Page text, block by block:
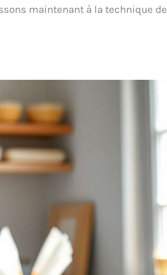
peut être mis au lave-
être fabriquée avec
suffit de presser
doucement la poche à
(non incluse) et le
sortira de la buse
et vous pourrez
faire un beau
dessus complet de
buses à pâtisserie
décoratives créent des
étoiles complexes, des
tourbillons élégants, des
et des rosaces,
maintenant à la technique de